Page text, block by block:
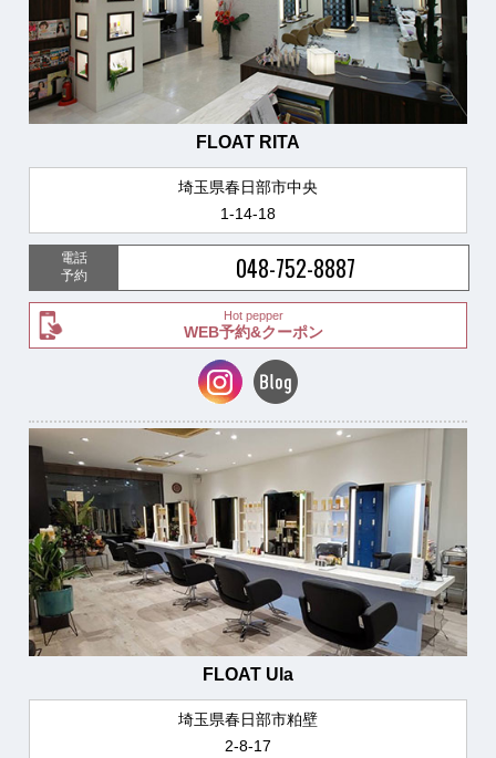
FLOAT RITA
埼玉県春日部市中央
1-14-18
電話
予約
048-752-8887
Hot pepper
WEB予約&クーポン
FLOAT Ula
埼玉県春日部市粕壁
2-8-17